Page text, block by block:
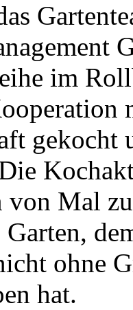
im
gekocht
von Mal
ohne
hat.